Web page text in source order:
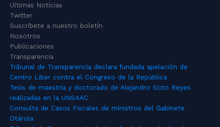
Ultimas Noticias
Twitter
Suscríbete a nuestro boletín
Nosotros
Publicaciones
Transparencia
Tribunal de Transparencia declara fundada apelación de
Centro Liber contra el Congreso de la República
Tesis de maestría y doctorado de Alejandro Soto Reyes
realizadas en la UNSAAC
Consulta de Casos Fiscales de ministros del Gabinete
Otárola